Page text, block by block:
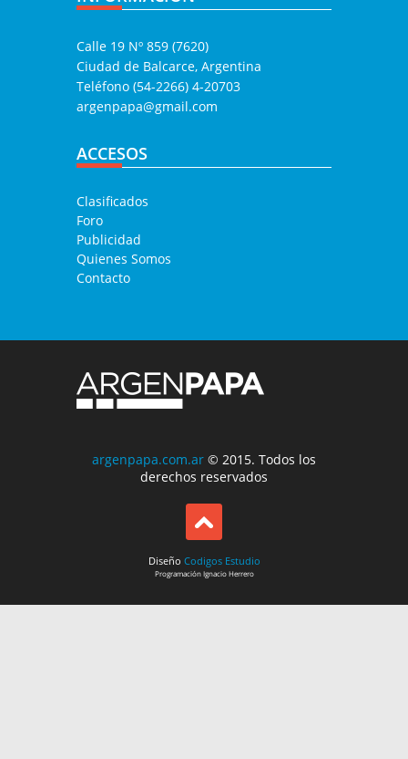
Calle 19 Nº 859 (7620)
Ciudad de Balcarce, Argentina
Teléfono (54-2266) 4-20703
argenpapa@gmail.com
ACCESOS
Clasificados
Foro
Publicidad
Quienes Somos
Contacto
argenpapa.com.ar © 2015. Todos los
derechos reservados
Diseño Codigos Estudio
ProgramaciónIgnacio Herrero